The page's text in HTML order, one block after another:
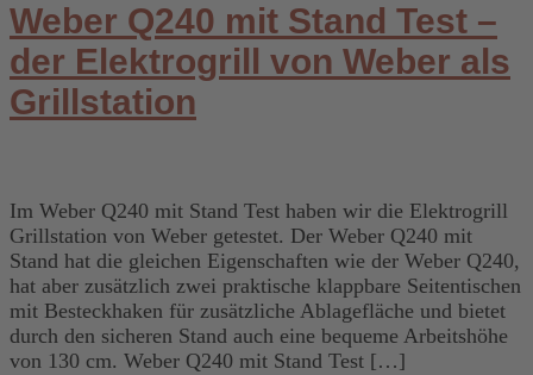
Weber Q240 mit Stand Test –
der Elektrogrill von Weber als
Grillstation
Im Weber Q240 mit Stand Test haben wir die Elektrogrill
Grillstation von Weber getestet. Der Weber Q240 mit
Stand hat die gleichen Eigenschaften wie der Weber Q240,
hat aber zusätzlich zwei praktische klappbare Seitentischen
mit Besteckhaken für zusätzliche Ablagefläche und bietet
durch den sicheren Stand auch eine bequeme Arbeitshöhe
von 130 cm. Weber Q240 mit Stand Test […]